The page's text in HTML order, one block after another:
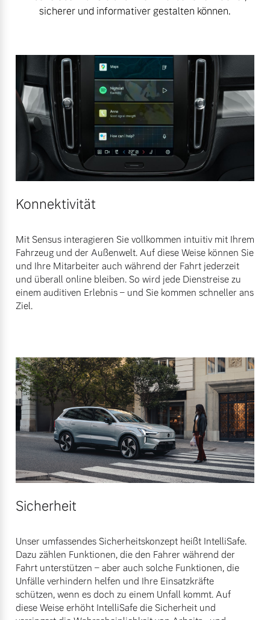
sicherer und informativer gestalten können.
Konnektivität
Mit Sensus interagieren Sie vollkommen intuitiv mit Ihrem
Fahrzeug und der Außenwelt. Auf diese Weise können Sie
und Ihre Mitarbeiter auch während der Fahrt jederzeit
und überall online bleiben. So wird jede Dienstreise zu
einem auditiven Erlebnis – und Sie kommen schneller ans
Ziel.
Sicherheit
Unser umfassendes Sicherheitskonzept heißt IntelliSafe.
Dazu zählen Funktionen, die den Fahrer während der
Fahrt unterstützen – aber auch solche Funktionen, die
Unfälle verhindern helfen und Ihre Einsatzkräfte
schützen, wenn es doch zu einem Unfall kommt. Auf
diese Weise erhöht IntelliSafe die Sicherheit und